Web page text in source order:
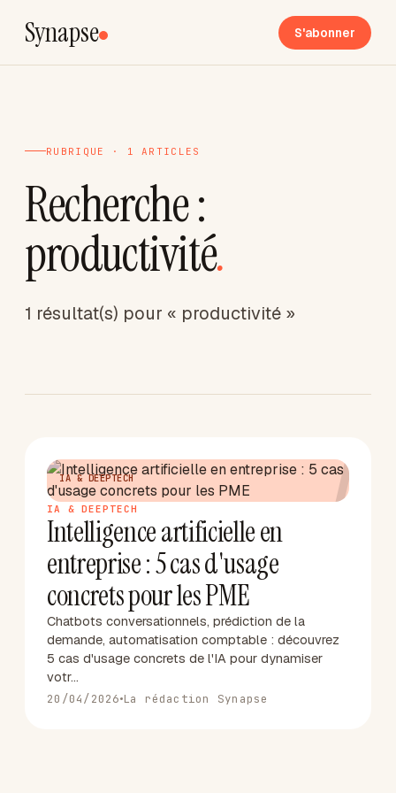
Synapse S'abonner
RUBRIQUE · 1 ARTICLES
Recherche :
productivité.
1 résultat(s) pour « productivité »
I
IA & DEEPTECH
IA & DEEPTECH
Intelligence artificielle en
entreprise : 5 cas d'usage
concrets pour les PME
Chatbots conversationnels, prédiction de la
demande, automatisation comptable : découvrez
5 cas d'usage concrets de l'IA pour dynamiser
votr…
20/04/2026 La rédaction Synapse